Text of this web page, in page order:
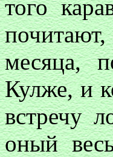
того
месяца,
Кулже, и
встречу
оный